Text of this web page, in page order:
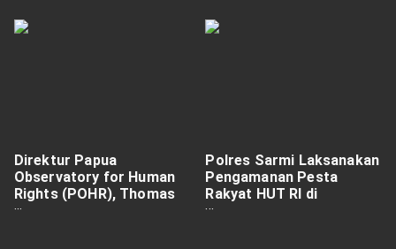
Direktur Papua
Observatory for Human
Rights (POHR), Thomas
Ch. Syufi: Pasca Pilgub
Polres Sarmi Laksanakan
Pengamanan Pesta
Rakyat HUT RI di
Lapangan Merdeka